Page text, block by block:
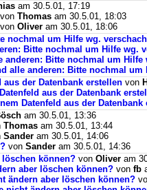
am 30.5.01, 17:19
von Thomas am 30.5.01, 18:03
von Oliver am 30.5.01, 18:06
nochmal um Hilfe wg.
Bitte nochmal um Hilfe wg.
anderen: Bitte nochmal um
alle anderen: Bitte nochmal
der Datenbank erstellen von
aus der Datenbank
Datenfeld aus der Datenbank
am 30.5.01, 13:36
Thomas am 30.5.01, 13:44
Sander am 30.5.01, 14:06
von Sander am 30.5.01, 14:36
löschen können? von Oliver am
aber löschen können? von fb
ändern aber löschen können?